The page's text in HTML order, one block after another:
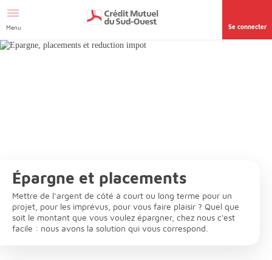
page accessibilité
Menu Se connecter
Épargne et placements
Mettre de l’argent de côté à court ou long terme pour un
projet, pour les imprévus, pour vous faire plaisir ? Quel que
soit le montant que vous voulez épargner, chez nous c'est
facile : nous avons la solution qui vous correspond.